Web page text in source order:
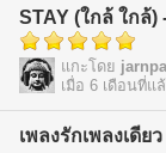
STAY (ใกล้ ใกล้)
แกะโดย
เมื่อ 6 เดือนที่แ